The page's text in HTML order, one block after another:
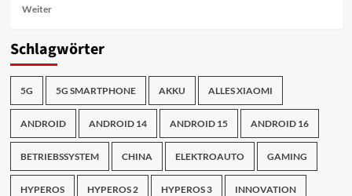
WeiterMehr
Welche
ist
meistverkaufte
Serie?
Schlagwörter
5G 5G SMARTPHONE AKKU ALLES XIAOMI
ANDROID ANDROID 14 ANDROID 15 ANDROID 16
BETRIEBSSYSTEM CHINA ELEKTROAUTO GAMING
HYPEROS HYPEROS 2 HYPEROS 3 INNOVATION